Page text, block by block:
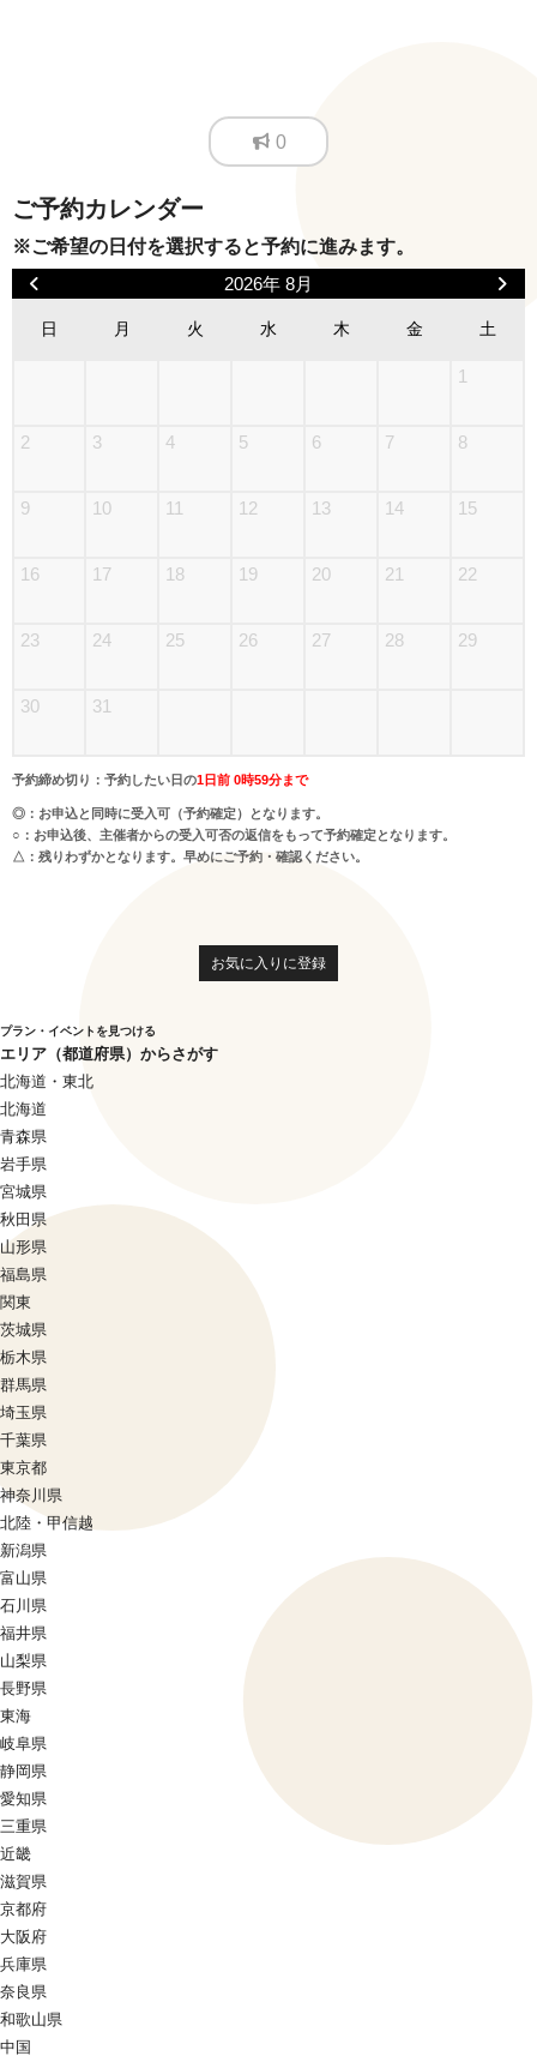
0
ご予約カレンダー
※ご希望の日付を選択すると予約に進みます。
2026年 8月
日 月 火 水 木 金 土
1
2 3 4 5 6 7 8
9 10 11 12 13 14 15
16 17 18 19 20 21 22
23 24 25 26 27 28 29
30 31
予約締め切り：予約したい日の1日前 0時59分まで
◎：お申込と同時に受入可（予約確定）となります。
○：お申込後、主催者からの受入可否の返信をもって予約確定となります。
△：残りわずかとなります。早めにご予約・確認ください。
お気に入りに登録
プラン・イベントを見つける
エリア（都道府県）からさがす
北海道・東北
北海道
青森県
岩手県
宮城県
秋田県
山形県
福島県
関東
茨城県
栃木県
群馬県
埼玉県
千葉県
東京都
神奈川県
北陸・甲信越
新潟県
富山県
石川県
福井県
山梨県
長野県
東海
岐阜県
静岡県
愛知県
三重県
近畿
滋賀県
京都府
大阪府
兵庫県
奈良県
和歌山県
中国